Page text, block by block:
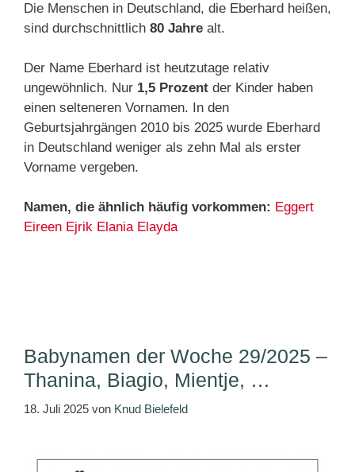
Die Menschen in Deutschland, die Eberhard heißen,
sind durchschnittlich 80 Jahre alt.
Der Name Eberhard ist heutzutage relativ
ungewöhnlich. Nur 1,5 Prozent der Kinder haben
einen selteneren Vornamen. In den
Geburtsjahrgängen 2010 bis 2025 wurde Eberhard
in Deutschland weniger als zehn Mal als erster
Vorname vergeben.
Namen, die ähnlich häufig vorkommen: Eggert
Eireen Ejrik Elania Elayda
Babynamen der Woche 29/2025 –
Thanina, Biagio, Mientje, …
18. Juli 2025 von Knud Bielefeld